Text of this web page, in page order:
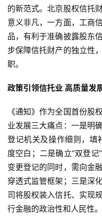
首
页
新
商
观
新
科
技
投
融
资
的新范式。北京股权信托
意义非凡，一方面，工商
品，有利于准确披露股东
步保障信托财产的独立性
职。
政策引领信托业 高质量发
《通知》作为全国首份股
业发展三大痛点：一是明
登记机关及操作细则，填
度空白；二是确立“双登
变更登记的同时，需向金
穿透式监管框架；三是深
司将股权装入信托、实现
行金融的政治性和人民性。